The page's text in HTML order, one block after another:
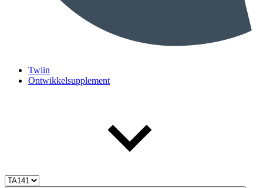
Twiin
Ontwikkelsupplement